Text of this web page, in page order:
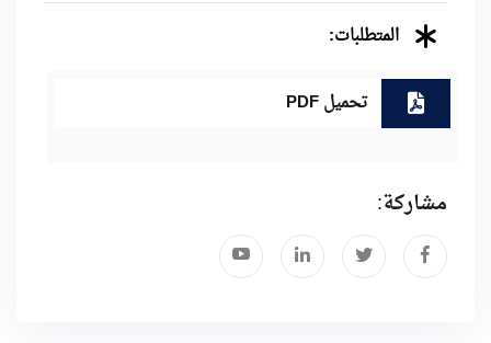
المتطلبات:
تحميل PDF
مشاركة: